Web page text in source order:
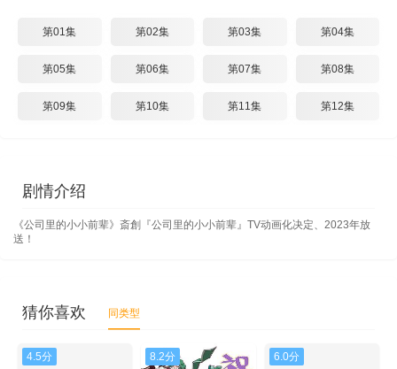
第01集 第02集 第03集 第04集
第05集 第06集 第07集 第08集
第09集 第10集 第11集 第12集
剧情介绍
《公司里的小小前辈》斎創『公司里的小小前辈』TV动画化决定、2023年放
送！
猜你喜欢 同类型
4.5分 8.2分 6.0分